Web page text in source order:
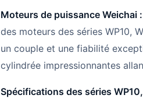
Moteurs de puissance Weichai :
des moteurs des séries WP10,
un couple et une fiabilité
cylindrée impressionnantes
Spécifications des séries